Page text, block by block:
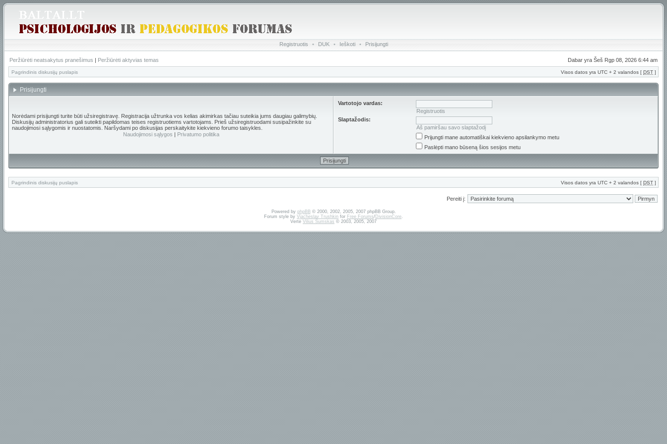
Registruotis • DUK • Ieškoti • Prisijungti
Peržiūrėti neatsakytus pranešimus | Peržiūrėti aktyvias temas Dabar yra Šeš Rgp 08, 2026 6:44 am
Pagrindinis diskusijų puslapis Visos datos yra UTC + 2 valandos [ DST ]
Prisijungti
Norėdami prisijungti turite būti užsiregistravę. Registracija užtrunka vos kelias akimirkas tačiau suteikia jums daugiau galimybių.
Diskusijų administratorius gali suteikti papildomas teises registruotiems vartotojams. Prieš užsiregistruodami susipažinkite su
naudojimosi sąlygomis ir nuostatomis. Naršydami po diskusijas perskaitykite kiekvieno forumo taisykles.
Naudojimosi sąlygos | Privatumo politika
Vartotojo vardas:
Registruotis
Slaptažodis:
Aš pamiršau savo slaptažodį
Prijungti mane automatiškai kiekvieno apsilankymo metu
Paslėpti mano būseną šios sesijos metu
Pagrindinis diskusijų puslapis Visos datos yra UTC + 2 valandos [ DST ]
Pereiti į:
Powered by phpBB© 2000, 2002, 2005, 2007 phpBB Group.
Forum style by Vjacheslav Trushkin for Free Forums/ DivisionCore.
Vertė Vilius Šumskas © 2003, 2005, 2007